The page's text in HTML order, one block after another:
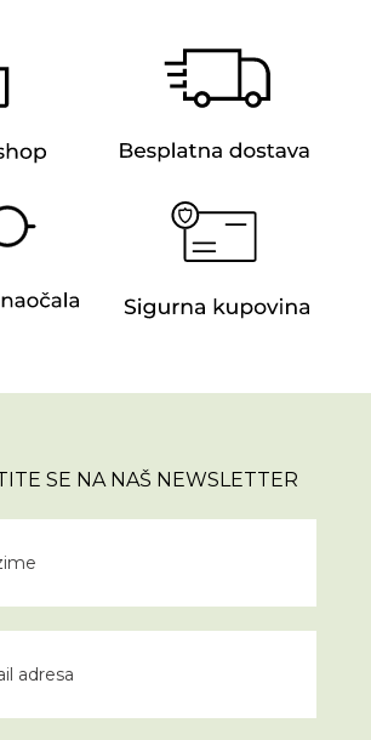
SE NA NAŠ NEWSLETTER